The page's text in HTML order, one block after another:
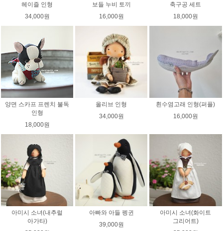
헤이즐 인형
34,000원
보들 누비 토끼
16,000원
축구공 세트
18,000원
양면 스카프 프렌치 불독
인형
18,000원
올리브 인형
34,000원
흰수염고래 인형(퍼플)
16,000원
아미시 소녀(내추럴
아가타)
아빠와 아들 펭귄
39,000원
아미시 소녀(화이트
그리어트)